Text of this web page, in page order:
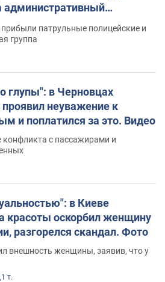
административный
патрульные полицейские и
группа
глупы": в Черновцах
проявил неуважение к
и поплатился за это. Видео
конфликта с пассажирами и
в Киеве
красоты оскорбил женщину
разгорелся скандал. Фото
внешность женщины, заявив, что у
т.